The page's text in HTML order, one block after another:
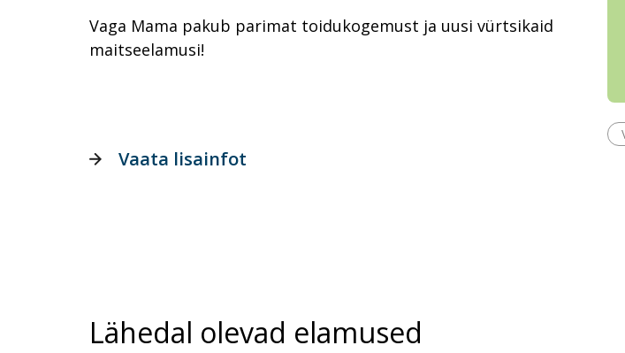
Vaga Mama pakub parimat toidukogemust ja uusi vürtsikaid
maitseelamusi!
Vaata lisainfot
Lähedal olevad elamused